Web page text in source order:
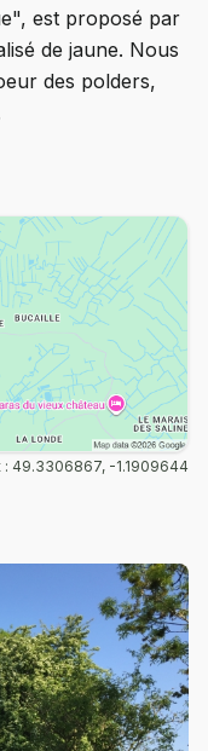
est proposé par
de jaune. Nous
des polders,
49.3306867, -1.1909644